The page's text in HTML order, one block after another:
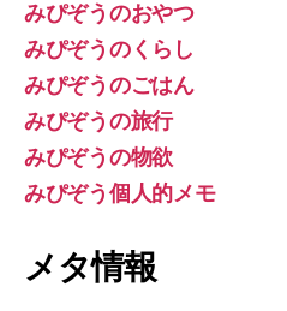
みぴぞうのおやつ
みぴぞうのくらし
みぴぞうのごはん
みぴぞうの旅行
みぴぞうの物欲
みぴぞう個人的メモ
メタ情報